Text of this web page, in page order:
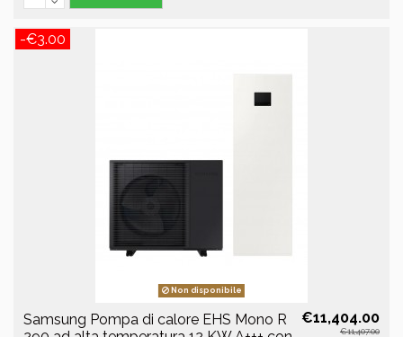
-€3.00
Non disponibile
Samsung Pompa di calore EHS Mono R
€11,404.00
€11,407.00